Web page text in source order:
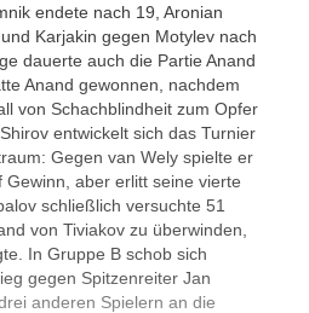
endete nach 19, Aronian
Karjakin gegen Motylev nach
dauerte auch die Partie Anand
Anand gewonnen, nachdem
von Schachblindheit zum Opfer
entwickelt sich das Turnier
Gegen van Wely spielte er
aber erlitt seine vierte
schließlich versuchte 51
von Tiviakov zu überwinden,
In Gruppe B schob sich
gegen Spitzenreiter Jan
anderen Spielern an die